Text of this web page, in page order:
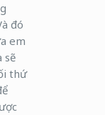
đó
em
sẽ
thứ